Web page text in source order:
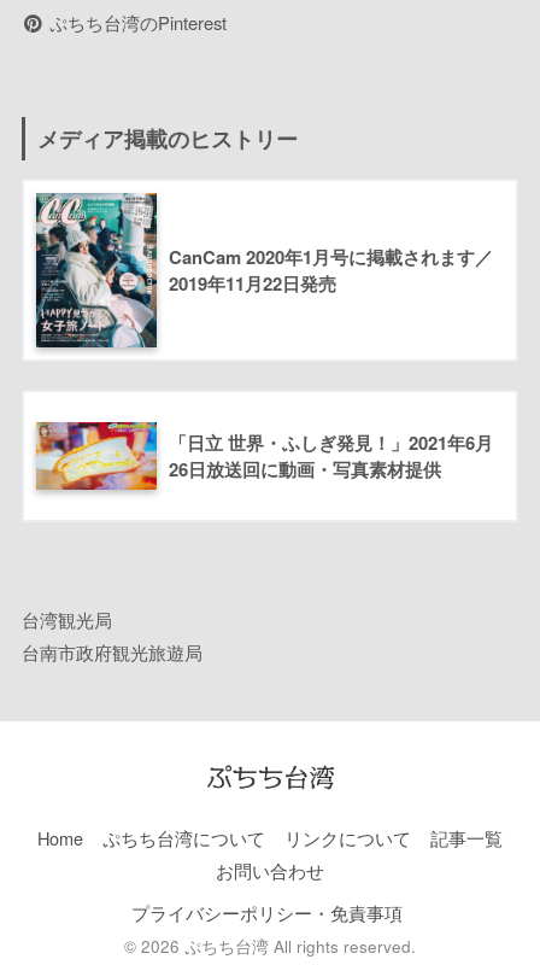
ぷちち台湾のPinterest
メディア掲載のヒストリー
CanCam 2020年1月号に掲載されます／
2019年11月22日発売
「日立 世界・ふしぎ発見！」2021年6月
26日放送回に動画・写真素材提供
台湾観光局
台南市政府観光旅遊局
Home ぷちち台湾について リンクについて
記事一覧
お問い合わせ
プライバシーポリシー・免責事項
© 2026 ぷちち台湾 All rights reserved.